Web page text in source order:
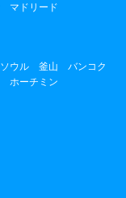
マドリード
ソウル 釜山
バンコク
ホーチミン